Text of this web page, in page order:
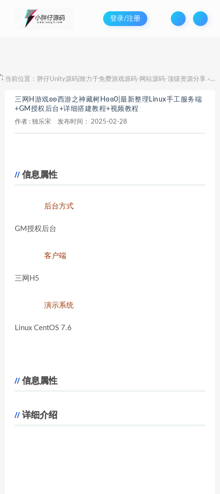
登录/注册
'; 当前位置： 胖仔Unity源码|致力于免费游戏源码-网站源码-顶级资源分享 > 三
三网H游戏ʚʚ西游之神藏树Hɞɞ0|最新整理Linux手工服务端
+GM授权后台+详细搭建教程+视频教程
作者 : 独乐宋 发布时间： 2025-02-28
信息属性
后台方式
GM授权后台
客户端
三网H5
演示系统
Linux CentOS 7.6
信息属性
详细介绍